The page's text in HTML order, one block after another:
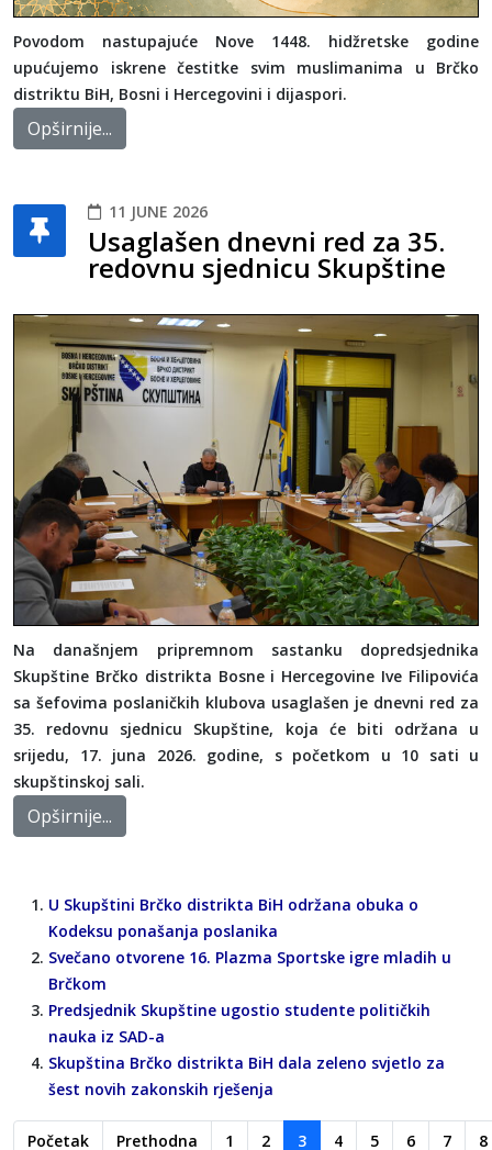
Povodom nastupajuće Nove 1448. hidžretske godine
upućujemo iskrene čestitke svim muslimanima u Brčko
distriktu BiH, Bosni i Hercegovini i dijaspori.
Opširnije...
11 JUNE 2026
Usaglašen dnevni red za 35.
redovnu sjednicu Skupštine
Na današnjem pripremnom sastanku dopredsjednika
Skupštine Brčko distrikta Bosne i Hercegovine Ive Filipovića
sa šefovima poslaničkih klubova usaglašen je dnevni red za
35. redovnu sjednicu Skupštine, koja će biti održana u
srijedu, 17. juna 2026. godine, s početkom u 10 sati u
skupštinskoj sali.
Opširnije...
U Skupštini Brčko distrikta BiH održana obuka o
Kodeksu ponašanja poslanika
Svečano otvorene 16. Plazma Sportske igre mladih u
Brčkom
Predsjednik Skupštine ugostio studente političkih
nauka iz SAD-a
Skupština Brčko distrikta BiH dala zeleno svjetlo za
šest novih zakonskih rješenja
Početak Prethodna 1 2 3 4 5 6 7 8